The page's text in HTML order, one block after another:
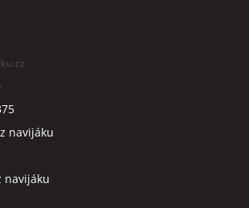
navijáku
navijáku